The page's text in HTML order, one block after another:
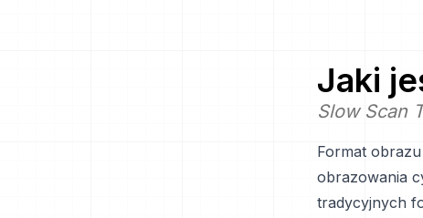
Jaki
Slow Scan
Format
obrazowania
tradycyjnych